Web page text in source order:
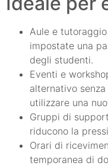
Aule e
impostate una
degli studenti.
Eventi e
alternativo
utilizzare una
Gruppi di
riducono la
Orari di
temporanea di